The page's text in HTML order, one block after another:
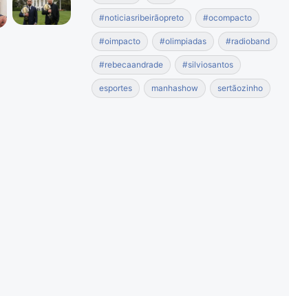
#noticiasribeirãopreto #ocompacto
#oimpacto #olimpiadas #radioband
#rebecaandrade #silviosantos
esportes manhashow sertãozinho